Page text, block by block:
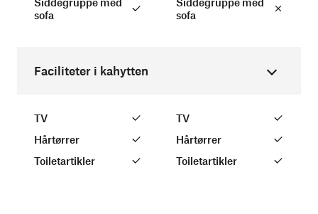
sofa
sofa
Faciliteter i kahytten
TV
Hårtørrer
Toiletartikler
TV
Hårtørrer
Toiletartikler